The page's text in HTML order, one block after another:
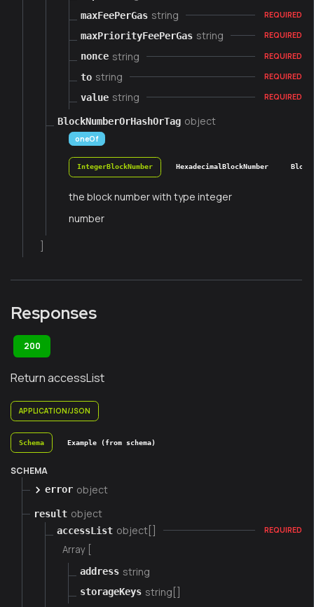
maxFeePerGas string REQUIRED
maxPriorityFeePerGas string REQUIRED
nonce string REQUIRED
to string REQUIRED
value string REQUIRED
BlockNumberOrHashOrTag object
oneOf
IntegerBlockNumber HexadecimalBlockNumber
the block number with type integer
number
Responses
200
Return accessList
APPLICATION/JSON
Schema Example (from schema)
SCHEMA
error object
result object
accessList object[] REQUIRED
Array [
address string
storageKeys string[]